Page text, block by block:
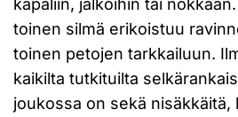
käpäliin, jalkoihin tai
toinen silmä erikoistuu
toinen petojen tarkkailuun.
kaikilta tutkituilta
joukossa on sekä nisäkkäitä,